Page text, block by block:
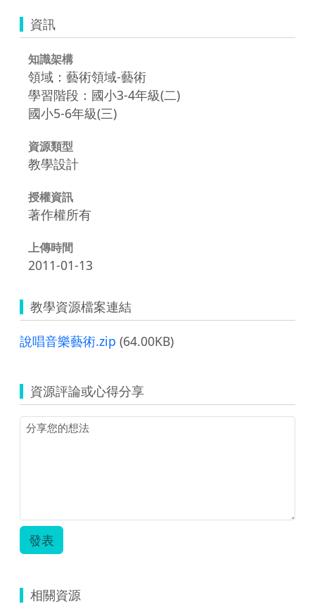
資訊
知識架構
領域：藝術領域-藝術
學習階段：國小3-4年級(二)
國小5-6年級(三)
資源類型
教學設計
授權資訊
著作權所有
上傳時間
2011-01-13
教學資源檔案連結
說唱音樂藝術.zip (64.00KB)
資源評論或心得分享
發表
相關資源